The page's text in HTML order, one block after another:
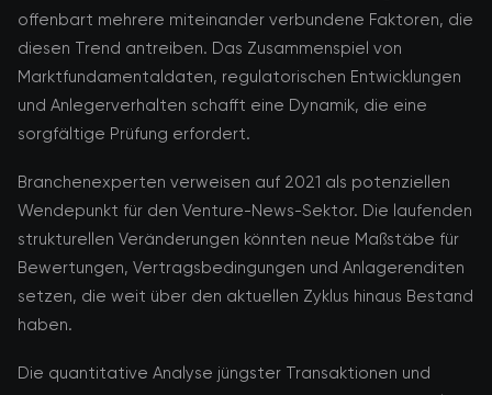
offenbart mehrere miteinander verbundene Faktoren, die
diesen Trend antreiben. Das Zusammenspiel von
Marktfundamentaldaten, regulatorischen Entwicklungen
und Anlegerverhalten schafft eine Dynamik, die eine
sorgfältige Prüfung erfordert.
Branchenexperten verweisen auf 2021 als potenziellen
Wendepunkt für den Venture-News-Sektor. Die laufenden
strukturellen Veränderungen könnten neue Maßstäbe für
Bewertungen, Vertragsbedingungen und Anlagerenditen
setzen, die weit über den aktuellen Zyklus hinaus Bestand
haben.
Die quantitative Analyse jüngster Transaktionen und